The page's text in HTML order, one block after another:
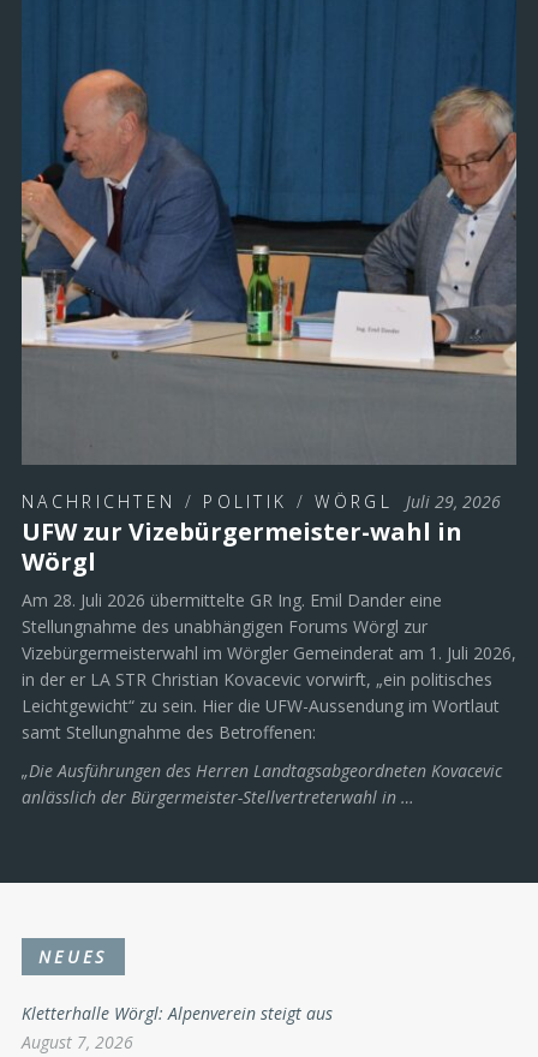
NACHRICHTEN / POLITIK /WÖRGL Juli 29, 2026
UFW zur Vizebürgermeister-wahl in
Wörgl
Am 28. Juli 2026 übermittelte GR Ing. Emil Dander eine
Stellungnahme des unabhängigen Forums Wörgl zur
Vizebürgermeisterwahl im Wörgler Gemeinderat am 1. Juli 2026,
in der er LA STR Christian Kovacevic vorwirft, „ein politisches
Leichtgewicht“ zu sein. Hier die UFW-Aussendung im Wortlaut
samt Stellungnahme des Betroffenen:
„Die Ausführungen des Herren Landtagsabgeordneten Kovacevic
anlässlich der Bürgermeister-Stellvertreterwahl in …
NEUES
Kletterhalle Wörgl: Alpenverein steigt aus
August 7, 2026